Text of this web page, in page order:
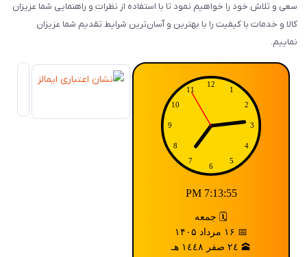
سعی و تلاش خود را خواهیم نمود تا با استفاده از نظرات و راهنمایی شما عزیزان
کالا و خدمات با کیفیت را با بهترین و آسان‌ترین شرایط تقدیم شما عزیزان
نماییم.
7:13:55 PM
🗓️ جمعه
📅 ۱۶ مرداد ۱۴۰۵
🕋 ٢٤ صفر ١٤٤٨ هـ